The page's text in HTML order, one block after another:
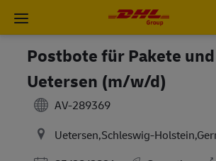
Skip to main content
Postbote für Pakete
Uetersen (m/w/d)
AV-289369
Uetersen,Schleswig-